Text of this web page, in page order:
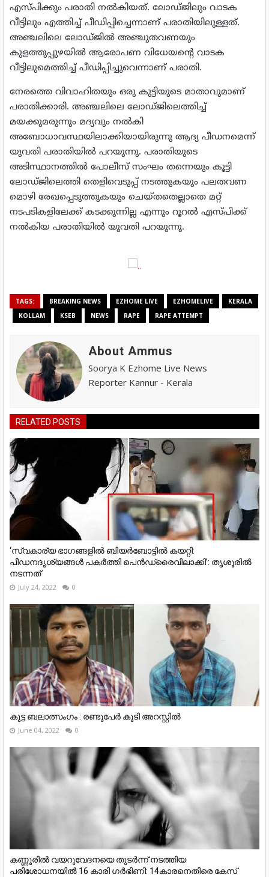
എസ്പിക്കും പരാതി നല്‍കിയത്. ലോഡ്ജിലും വാടക
വീട്ടിലും എത്തിച്ച് പീഡിപ്പിച്ചെന്നാണ് പരാതിയിലുള്ളത്.
അഞ്ചലിലെ ലോഡ്ജില്‍ അഞ്ചുതവണയും
കുളത്തുപ്പുഴയില്‍ ആരോപണ വിധേയന്റെ വാടക
വീട്ടിലുമെത്തിച്ച് പീഡിപ്പിച്ചുവെന്നാണ് പരാതി.
നേരത്തെ വിവാഹിതയും ഒരു കുട്ടിയുടെ മാതാവുമാണ്
പരാതിക്കാരി. അഞ്ചലിലെ ലോഡ്ജിലെത്തിച്ച്
മയക്കുമരുന്നും മദ്യവും നല്‍കി
അബോധാവസ്ഥയിലാക്കിയായിരുന്നു ആദ്യ പീഡനമെന്ന്
യുവതി പരാതിയില്‍ പറയുന്നു. പരാതിയുടെ
അടിസ്ഥാനത്തില്‍ പോലീസ് സംഘം തന്നെയും കൂട്ടി
ലോഡ്ജിലെത്തി തെളിവെടുപ്പ് നടത്തുകയും പലതവണ
മൊഴി രേഖപ്പെടുത്തുകയും ചെയ്തതെല്ലാതെ മറ്റ്
നടപടികളിലേക്ക് കടക്കുന്നില്ല എന്നും റൂറല്‍ എസ്പിക്ക്
നല്‍കിയ പരാതിയില്‍ യുവതി പറയുന്നു.
TAGS: BREAKING NEWS EZHOME LIVE EZHOMELIVE
KERALA
KOLLAM
KSEB NEWS RAPE RAPE ATTEMPT
About Ammus
Soorya K Ezhome Live News
Reporter Kannur - Kerala
RELATED POSTS
‘സ്വകാര്യ ഭാഗങ്ങളിൽ ബിയർബോട്ടിൽ കയറ്റി:
പീഡനദൃശ്യങ്ങൾ പകർത്തി പെൻഡ്രൈവിലാക്കി’: തൃശൂരിൽ
നടന്നത്
July 24, 2022 0
കൂട്ട ബലാത്സംഗം : രണ്ടുപേർ കൂടി അറസ്റ്റിൽ
June 04, 2022 0
കണ്ണൂരിൽ വയറുവേദനയെ തുടർന്ന് നടത്തിയ
പരിശോധനയിൽ 16 കാരി ഗർഭിണി: 14കാരനെതിരെ കേസ്